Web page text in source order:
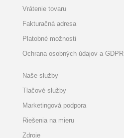
Vrátenie tovaru
Fakturačná adresa
Platobné možnosti
Ochrana osobných údajov a GDPR
Naše služby
Tlačové služby
Marketingová podpora
Riešenia na mieru
Zdroje